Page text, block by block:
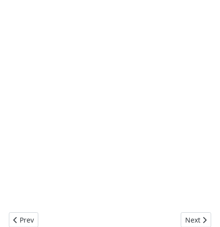
Previous article: 4 Cara Memeriksa Apakah Akun Pengguna
Prev Next
Next